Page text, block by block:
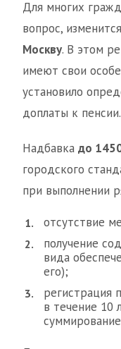
Для многих
вопрос,
Москву. В этом
имеют свои
установило
доплаты к пенсии.
Надбавка до
городского
при выполнении
отсутствие
получение
вида
его);
регистрация
в течение 10